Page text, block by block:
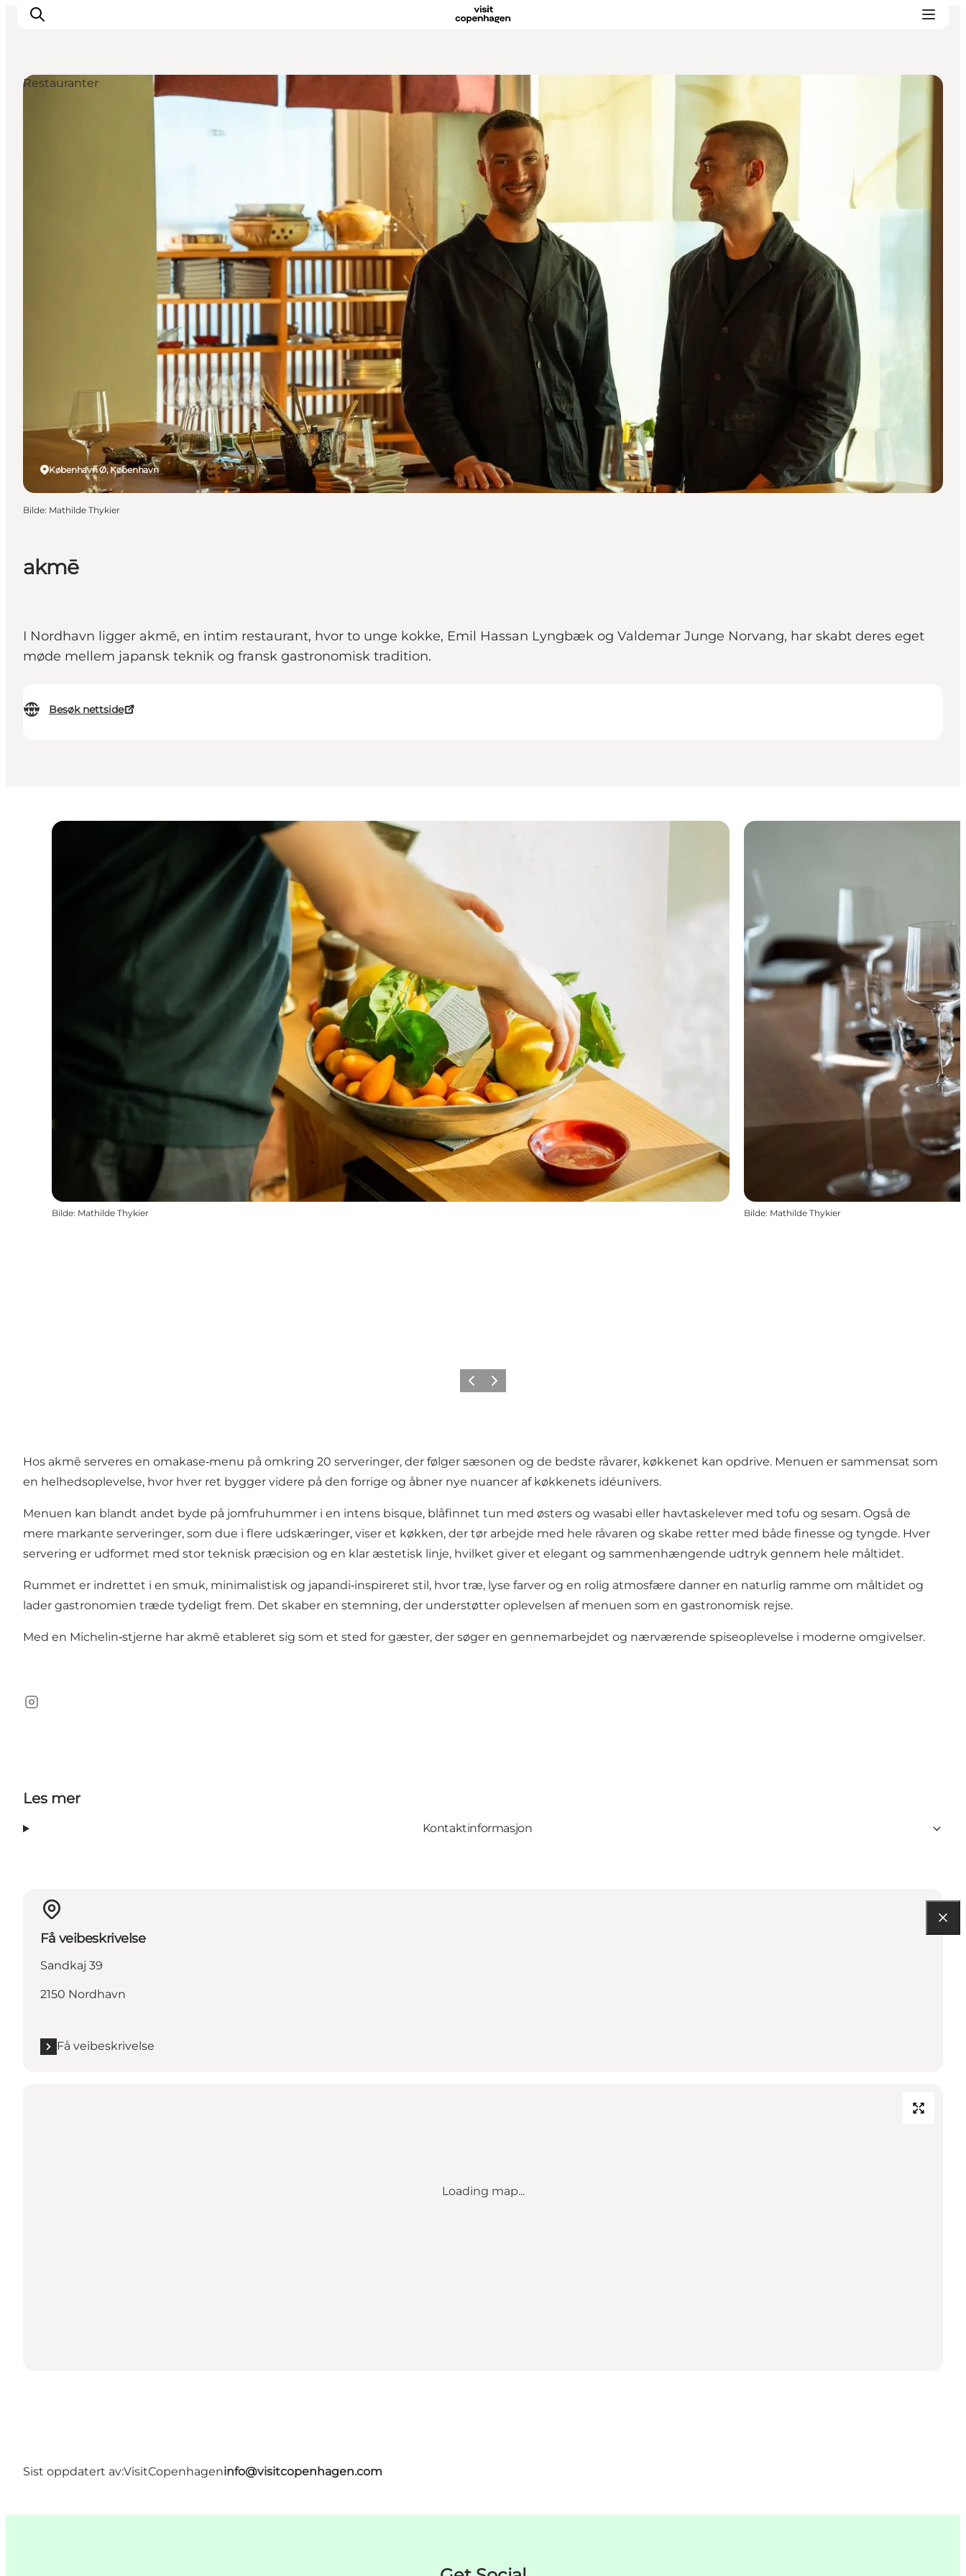
Planlegg turen din
akmē
I Nordhavn ligger akmē, en intim restaurant, hvor to unge kokke, Emil Hassan Lyngbæk og Valdemar Junge Norvang, har skabt deres eget
møde mellem japansk teknik og fransk gastronomisk tradition.
Besøk nettside
København Ø, København
Restauranter
Bilde: Mathilde Thykier
Bilde: Mathilde Thykier Bilde: Mathilde Thykier
ForrigeNeste
Hos akmē serveres en omakase‑menu på omkring 20 serveringer, der følger sæsonen og de bedste råvarer, køkkenet kan opdrive. Menuen er sammensat som
en helhedsoplevelse, hvor hver ret bygger videre på den forrige og åbner nye nuancer af køkkenets idéunivers.
Menuen kan blandt andet byde på jomfruhummer i en intens bisque, blåfinnet tun med østers og wasabi eller havtaskelever med tofu og sesam. Også de
mere markante serveringer, som due i flere udskæringer, viser et køkken, der tør arbejde med hele råvaren og skabe retter med både finesse og tyngde. Hver
servering er udformet med stor teknisk præcision og en klar æstetisk linje, hvilket giver et elegant og sammenhængende udtryk gennem hele måltidet.
Rummet er indrettet i en smuk, minimalistisk og japandi‑inspireret stil, hvor træ, lyse farver og en rolig atmosfære danner en naturlig ramme om måltidet og
lader gastronomien træde tydeligt frem. Det skaber en stemning, der understøtter oplevelsen af menuen som en gastronomisk rejse.
Med en Michelin‑stjerne har akmē etableret sig som et sted for gæster, der søger en gennemarbejdet og nærværende spiseoplevelse i moderne omgivelser.
Instagram
Les mer
Kontaktinformasjon
Få veibeskrivelse
Sandkaj 39
2150 Nordhavn
Få veibeskrivelse
Loading map...
Sist oppdatert av:VisitCopenhageninfo@visitcopenhagen.com